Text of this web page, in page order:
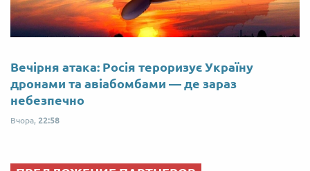
Вечірня атака: Росія тероризує Україну
дронами та авіабомбами — де зараз
небезпечно
Вчора, 22:58